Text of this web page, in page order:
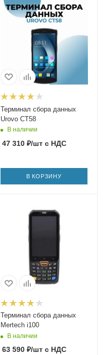
Терминал сбора данных
Urovo CT58
В наличии
47 310₽/штс НДС
В КОРЗИНУ
Терминал сбора данных
Mertech i100
В наличии
63 590₽/штс НДС